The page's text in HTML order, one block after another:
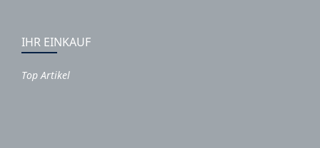
IHR EINKAUF
Top Artikel